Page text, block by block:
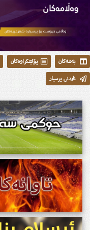
بەشەکان پۆلێنکراوەکان
ناردنی پرسیار